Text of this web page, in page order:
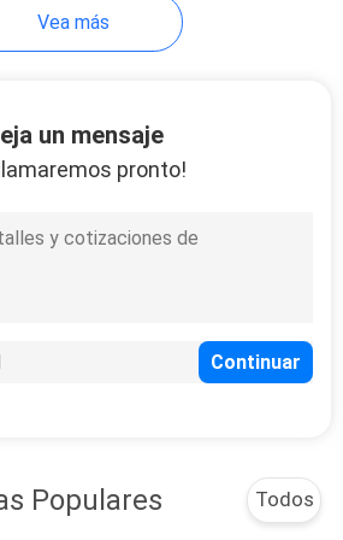
compras
no tejida
Vea más
un mensaje
pronto!
Populares Todos